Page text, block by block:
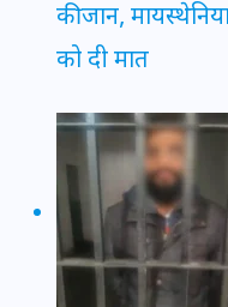
की जान,
को दी मात